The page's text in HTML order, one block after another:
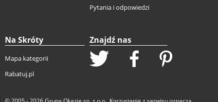
Pytania i odpowiedzi
Na Skróty
Mapa kategorii
Rabatuj.pl
Znajdź nas